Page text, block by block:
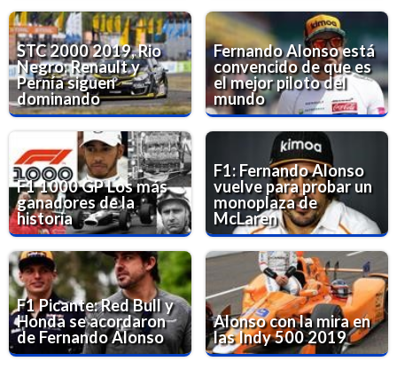
STC 2000 2019, Rio
Negro: Renault y
Pernía siguen
dominando
Fernando Alonso está
convencido de que es
el mejor piloto del
mundo
F1 1000 GP Los más
ganadores de la
historia
F1: Fernando Alonso
vuelve para probar un
monoplaza de
McLaren
F1 Picante: Red Bull y
Honda se acordaron
de Fernando Alonso
Alonso con la mira en
las Indy 500 2019